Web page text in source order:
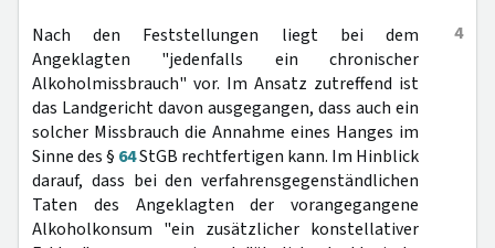
4
Nach den Feststellungen liegt bei dem
Angeklagten "jedenfalls ein chronischer
Alkoholmissbrauch" vor. Im Ansatz zutreffend ist
das Landgericht davon ausgegangen, dass auch ein
solcher Missbrauch die Annahme eines Hanges im
Sinne des § 64StGB rechtfertigen kann. Im Hinblick
darauf, dass bei den verfahrensgegenständlichen
Taten des Angeklagten der vorangegangene
Alkoholkonsum "ein zusätzlicher konstellativer